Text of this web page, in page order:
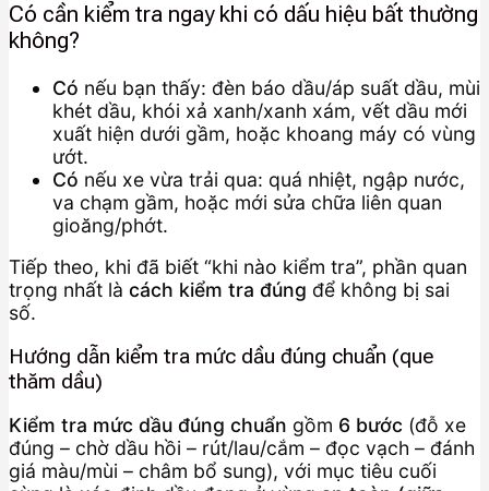
Có cần kiểm tra ngay khi có dấu hiệu bất thường
không?
Có nếu bạn thấy: đèn báo dầu/áp suất dầu, mùi
khét dầu, khói xả xanh/xanh xám, vết dầu mới
xuất hiện dưới gầm, hoặc khoang máy có vùng
ướt.
Có nếu xe vừa trải qua: quá nhiệt, ngập nước,
va chạm gầm, hoặc mới sửa chữa liên quan
gioăng/phớt.
Tiếp theo, khi đã biết “khi nào kiểm tra”, phần quan
trọng nhất là cách kiểm tra đúng để không bị sai
số.
Hướng dẫn kiểm tra mức dầu đúng chuẩn (que
thăm dầu)
Kiểm tra mức dầu đúng chuẩn gồm 6 bước (đỗ xe
đúng – chờ dầu hồi – rút/lau/cắm – đọc vạch – đánh
giá màu/mùi – châm bổ sung), với mục tiêu cuối